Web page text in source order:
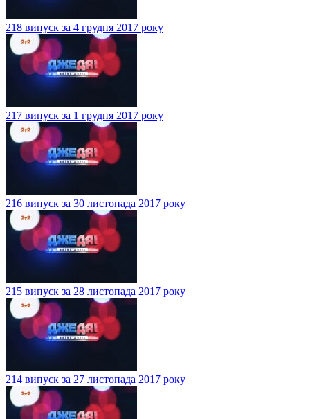
218 випуск за 4 грудня 2017 року
217 випуск за 1 грудня 2017 року
216 випуск за 30 листопада 2017 року
215 випуск за 28 листопада 2017 року
214 випуск за 27 листопада 2017 року